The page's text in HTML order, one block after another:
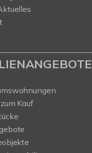
Kauf